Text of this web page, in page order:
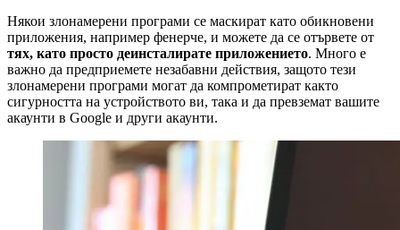
Някои злонамерени програми се маскират като обикновени
приложения, например фенерче, и можете да се отървете от
тях, като просто деинсталирате приложението. Много е
важно да предприемете незабавни действия, защото тези
злонамерени програми могат да компрометират както
сигурността на устройството ви, така и да превземат вашите
акаунти в Google и други акаунти.